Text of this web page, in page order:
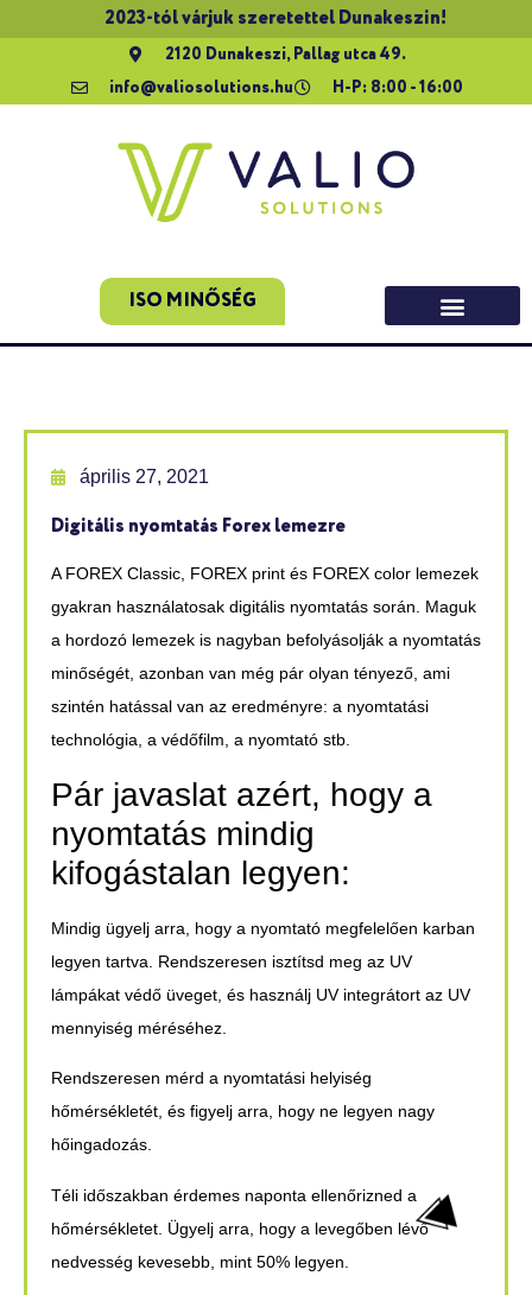
2023-tól várjuk szeretettel Dunakeszin!
2120 Dunakeszi, Pallag utca 49.
info@valiosolutions.hu
H-P: 8:00 - 16:00
ISO MINŐSÉG
április 27, 2021
Digitális nyomtatás Forex lemezre
A FOREX Classic, FOREX print és FOREX color lemezek
gyakran használatosak digitális nyomtatás során. Maguk
a hordozó lemezek is nagyban befolyásolják a nyomtatás
minőségét, azonban van még pár olyan tényező, ami
szintén hatással van az eredményre: a nyomtatási
technológia, a védőfilm, a nyomtató stb.
Pár javaslat azért, hogy a
nyomtatás mindig
kifogástalan legyen:
Mindig ügyelj arra, hogy a nyomtató megfelelően karban
legyen tartva. Rendszeresen isztítsd meg az UV
lámpákat védő üveget, és használj UV integrátort az UV
mennyiség méréséhez.
Rendszeresen mérd a nyomtatási helyiség
hőmérsékletét, és figyelj arra, hogy ne legyen nagy
hőingadozás.
Téli időszakban érdemes naponta ellenőrizned a
hőmérsékletet. Ügyelj arra, hogy a levegőben lévő
nedvesség kevesebb, mint 50% legyen.